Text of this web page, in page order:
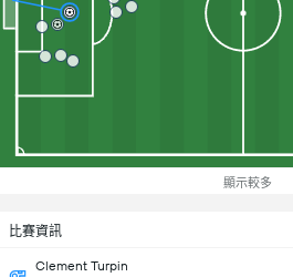
顯示較多
比賽資訊
Clement Turpin